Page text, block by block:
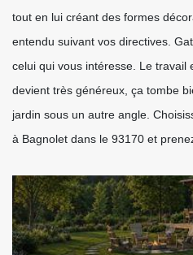
tout en lui créant des formes
entendu suivant vos directives.
celui qui vous intéresse. Le travail
devient très généreux, ça tombe
jardin sous un autre angle.
à Bagnolet dans le 93170 et